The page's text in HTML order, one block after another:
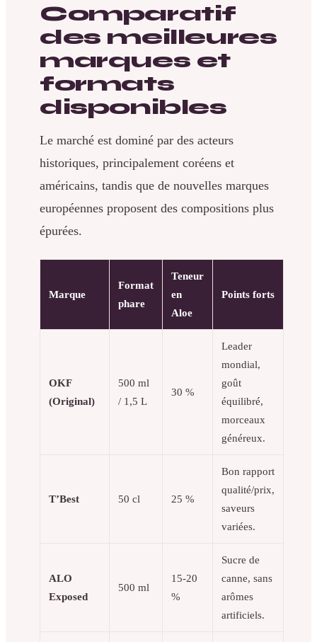
Comparatif
des meilleures
marques et
formats
disponibles
Le marché est dominé par des acteurs
historiques, principalement coréens et
américains, tandis que de nouvelles marques
européennes proposent des compositions plus
épurées.
Marque
Format
phare
Teneur
en
Aloe
Points forts
OKF
(Original)
500 ml
/ 1,5 L
30 %
Leader
mondial,
goût
équilibré,
morceaux
généreux.
T’Best 50 cl 25 %
Bon rapport
qualité/prix,
saveurs
variées.
ALO
Exposed
500 ml
15-20
%
Sucre de
canne, sans
arômes
artificiels.